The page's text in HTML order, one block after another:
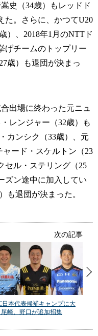
史（34歳）もレッドド
た。さらに、かつてU20
）、2018年1月のNTTド
げチームのトップリー
歳）も退団が決まっ
出場に終わった元ニュ
レンジャー（32歳）も
カンシク（33歳）、元
ード・スケルトン（23
セル・ステリング（25
ズン途中に加入してい
も退団が決まった。
次の記事
日本代表候補キャンプに大
尾崎、野口が追加招集